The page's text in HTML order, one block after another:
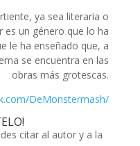
ya sea literaria o
un género que lo ha
le ha enseñado que, a
se encuentra en las
obras más grotescas.
DeMonstermash/
citar al autor y a la